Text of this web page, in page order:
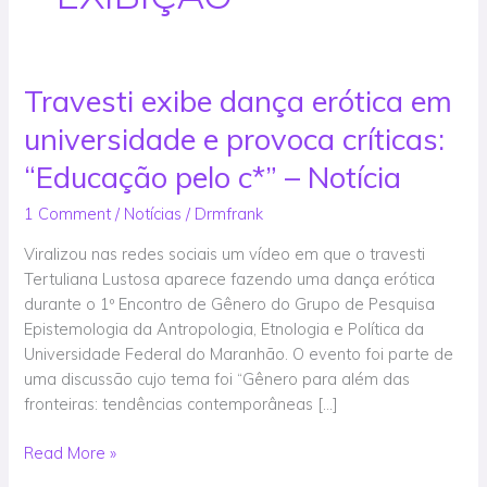
Travesti exibe dança erótica em
universidade e provoca críticas:
“Educação pelo c*” – Notícia
1 Comment / Notícias / Drmfrank
Viralizou nas redes sociais um vídeo em que o travesti
Tertuliana Lustosa aparece fazendo uma dança erótica
durante o 1º Encontro de Gênero do Grupo de Pesquisa
Epistemologia da Antropologia, Etnologia e Política da
Universidade Federal do Maranhão. O evento foi parte de
uma discussão cujo tema foi “Gênero para além das
fronteiras: tendências contemporâneas […]
Travesti
exibe
dança
erótica
em
universidade
e
provoca
críticas:
“Educação
pelo
–
Read More »